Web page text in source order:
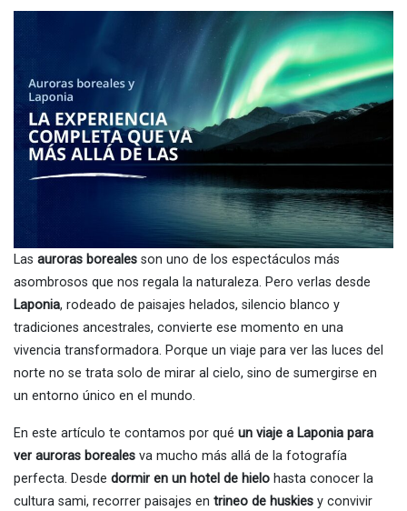
Las auroras boreales son uno de los espectáculos más
asombrosos que nos regala la naturaleza. Pero verlas desde
Laponia, rodeado de paisajes helados, silencio blanco y
tradiciones ancestrales, convierte ese momento en una
vivencia transformadora. Porque un viaje para ver las luces del
norte no se trata solo de mirar al cielo, sino de sumergirse en
un entorno único en el mundo.
En este artículo te contamos por qué un viaje a Laponia para
ver auroras boreales va mucho más allá de la fotografía
perfecta. Desde dormir en un hotel de hielo hasta conocer la
cultura sami, recorrer paisajes en trineo de huskies y convivir